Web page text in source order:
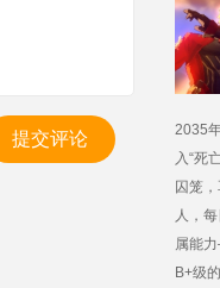
提交评论
2035
入“死
囚笼
人，
属能
B+级